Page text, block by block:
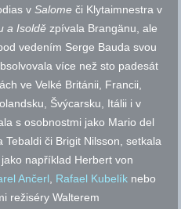
vSalome či Klytaimnestra v
a Isoldě zpívala Brangänu, ale
vedením Serge Bauda svou
více než sto padesát
ve Velké Británii, Francii,
Švýcarsku, Itálii i v
s osobnostmi jako Mario del
či Brigit Nilsson, setkala
například Herbert von
Ančerl, Rafael Kubelík nebo
režiséry Walterem